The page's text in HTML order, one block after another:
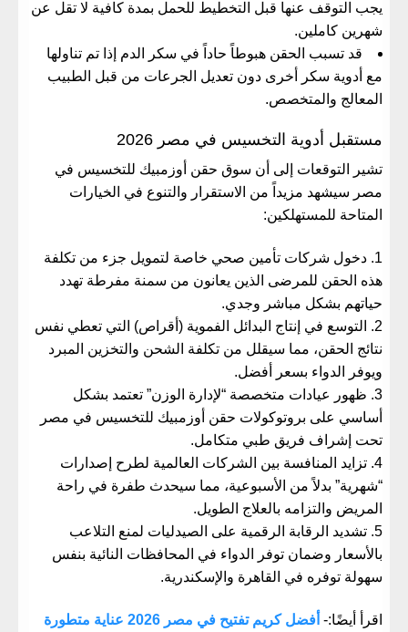
يجب التوقف عنها قبل التخطيط للحمل بمدة كافية لا تقل عن
شهرين كاملين.
​قد تسبب الحقن هبوطاً حاداً في سكر الدم إذا تم تناولها
مع أدوية سكر أخرى دون تعديل الجرعات من قبل الطبيب
المعالج والمتخصص.
​مستقبل أدوية التخسيس في مصر 2026
​تشير التوقعات إلى أن سوق حقن أوزمبيك للتخسيس في
مصر سيشهد مزيداً من الاستقرار والتنوع في الخيارات
المتاحة للمستهلكين:
​دخول شركات تأمين صحي خاصة لتمويل جزء من تكلفة
هذه الحقن للمرضى الذين يعانون من سمنة مفرطة تهدد
حياتهم بشكل مباشر وجدي.
​التوسع في إنتاج البدائل الفموية (أقراص) التي تعطي نفس
نتائج الحقن، مما سيقلل من تكلفة الشحن والتخزين المبرد
ويوفر الدواء بسعر أفضل.
​ظهور عيادات متخصصة “لإدارة الوزن” تعتمد بشكل
أساسي على بروتوكولات حقن أوزمبيك للتخسيس في مصر
تحت إشراف فريق طبي متكامل.
​تزايد المنافسة بين الشركات العالمية لطرح إصدارات
“شهرية” بدلاً من الأسبوعية، مما سيحدث طفرة في راحة
المريض والتزامه بالعلاج الطويل.
​تشديد الرقابة الرقمية على الصيدليات لمنع التلاعب
بالأسعار وضمان توفر الدواء في المحافظات النائية بنفس
سهولة توفره في القاهرة والإسكندرية.
اقرأ أيضًا:-
أفضل كريم تفتيح في مصر 2026 عناية متطورة